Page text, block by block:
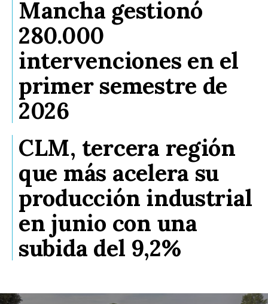
Mancha gestionó
280.000
intervenciones en el
primer semestre de
2026
CLM, tercera región
que más acelera su
producción industrial
en junio con una
subida del 9,2%